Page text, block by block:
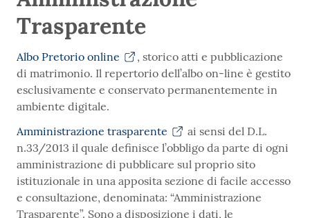
Trasparente
Albo Pretorio online
, storico atti e pubblicazione
di matrimonio. Il repertorio dell’albo on-line è gestito
esclusivamente e conservato permanentemente in
ambiente digitale.
Amministrazione trasparente
ai sensi del D.L.
n.33/2013 il quale definisce l’obbligo da parte di ogni
amministrazione di pubblicare sul proprio sito
istituzionale in una apposita sezione di facile accesso
e consultazione, denominata: “Amministrazione
Trasparente”. Sono a disposizione i dati, le